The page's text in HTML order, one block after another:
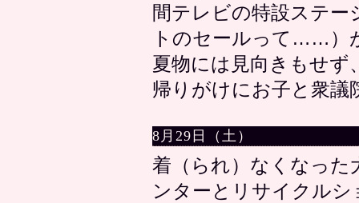
間テレビの特設ステー
トのセールって……）
夏物には見向きもせず
帰りがけにお子と衆議
8月29日（土）
着（られ）なくなった
ンターとリサイクル